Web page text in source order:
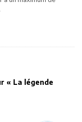
« La légende